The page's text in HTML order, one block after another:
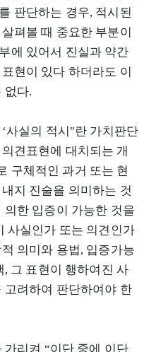
판단하는 경우, 적시된
펴볼 때 중요한 부분이
에 있어서 진실과 약간
현이 있다 하더라도 이
없다.
사실의 적시"란 가치판단
견표현에 대치되는 개
구체적인 과거 또는 현
지 진술을 의미하는 것
한 입증이 가능한 것을
사실인가 또는 의견인가
의미와 용법, 입증가능
그 표현이 행하여진 사
고려하여 판단하여야 한
리켜 “이단 중에 이단